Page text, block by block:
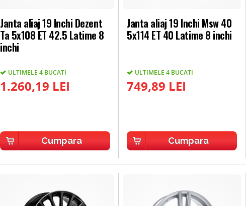
Janta aliaj 19 Inchi Dezent
Ta 5x108 ET 42.5 Latime 8
inchi
ULTIMELE 4 BUCATI
1.260,19 LEI
Cumpara
Janta aliaj 19 Inchi Msw 40
5x114 ET 40 Latime 8 inchi
ULTIMELE 4 BUCATI
749,89 LEI
Cumpara